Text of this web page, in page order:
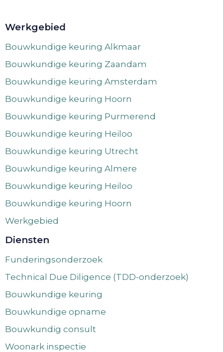
Werkgebied
Bouwkundige keuring Alkmaar
Bouwkundige keuring Zaandam
Bouwkundige keuring Amsterdam
Bouwkundige keuring Hoorn
Bouwkundige keuring Purmerend
Bouwkundige keuring Heiloo
Bouwkundige keuring Utrecht
Bouwkundige keuring Almere
Bouwkundige keuring Heiloo
Bouwkundige keuring Hoorn
Werkgebied
Diensten
Funderingsonderzoek
Technical Due Diligence (TDD-onderzoek)
Bouwkundige keuring
Bouwkundige opname
Bouwkundig consult
Woonark inspectie